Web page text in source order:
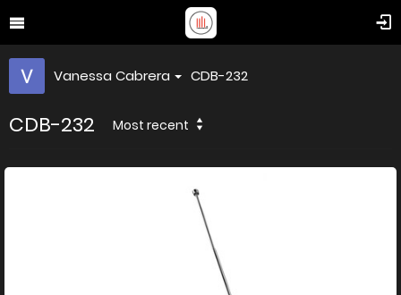
Vanessa Cabrera CDB-232
CDB-232 Most recent